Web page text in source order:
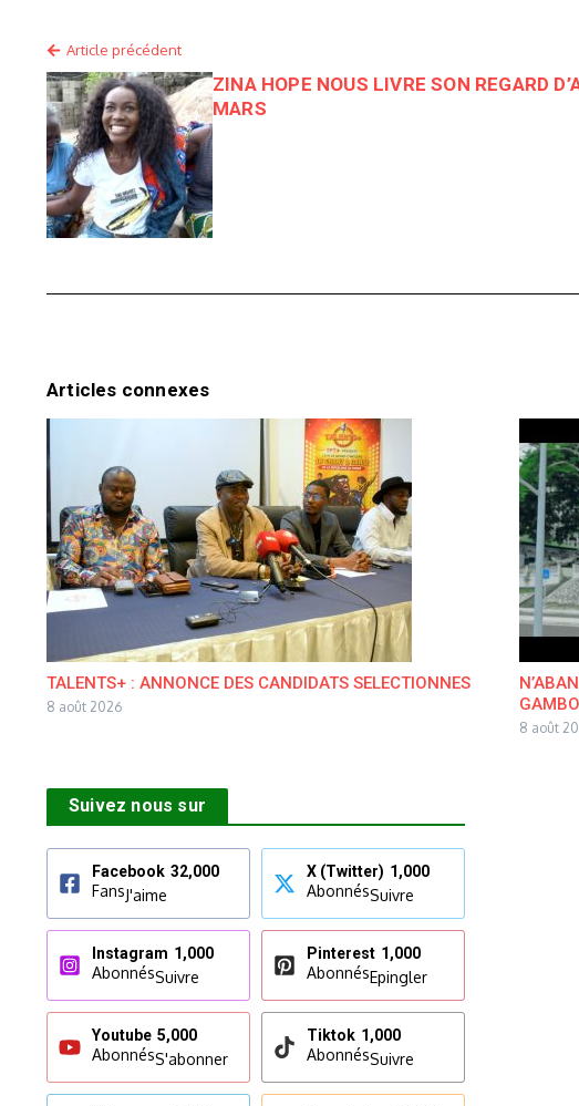
Article précédent
ZINA HOPE NOUS LIVRE SON REGARD
MARS
Articles connexes
TALENTS+ : ANNONCE DES CANDIDATS SELECTIONNES
8 août 2026
GAMBO
8 août
Suivez nous sur
Facebook 32,000
FansJ'aime
X (Twitter) 1,000
AbonnésSuivre
Instagram 1,000
AbonnésSuivre
Pinterest 1,000
AbonnésEpingler
Youtube 5,000
AbonnésS'abonner
Tiktok 1,000
AbonnésSuivre